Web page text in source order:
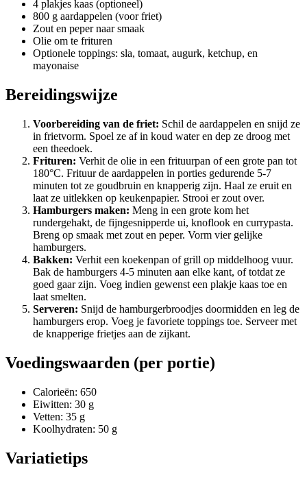
4 plakjes kaas (optioneel)
800 g aardappelen (voor friet)
Zout en peper naar smaak
Olie om te frituren
Optionele toppings: sla, tomaat, augurk, ketchup, en
mayonaise
Bereidingswijze
Voorbereiding van de friet: Schil de aardappelen en snijd ze
in frietvorm. Spoel ze af in koud water en dep ze droog met
een theedoek.
Frituren: Verhit de olie in een frituurpan of een grote pan tot
180°C. Frituur de aardappelen in porties gedurende 5-7
minuten tot ze goudbruin en knapperig zijn. Haal ze eruit en
laat ze uitlekken op keukenpapier. Strooi er zout over.
Hamburgers maken: Meng in een grote kom het
rundergehakt, de fijngesnipperde ui, knoflook en currypasta.
Breng op smaak met zout en peper. Vorm vier gelijke
hamburgers.
Bakken: Verhit een koekenpan of grill op middelhoog vuur.
Bak de hamburgers 4-5 minuten aan elke kant, of totdat ze
goed gaar zijn. Voeg indien gewenst een plakje kaas toe en
laat smelten.
Serveren: Snijd de hamburgerbroodjes doormidden en leg de
hamburgers erop. Voeg je favoriete toppings toe. Serveer met
de knapperige frietjes aan de zijkant.
Voedingswaarden (per portie)
Calorieën: 650
Eiwitten: 30 g
Vetten: 35 g
Koolhydraten: 50 g
Variatietips